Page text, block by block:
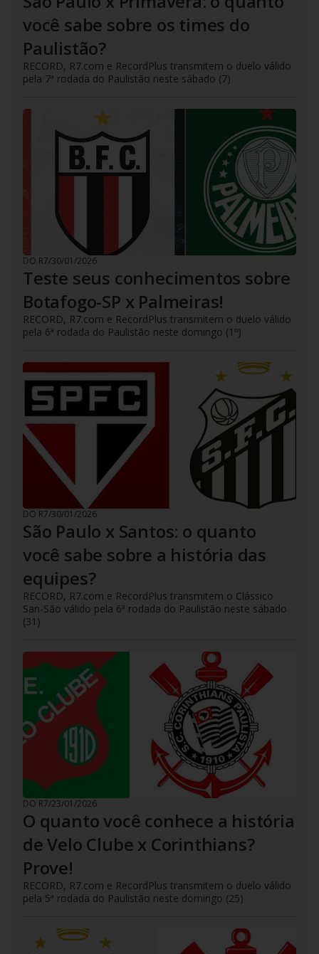
você sabe sobre os times do
Paulistão?
RECORD, R7.com e RecordPlus transmitem o duelo válido
pela 7ª rodada do Paulistão neste sábado (7)
DO R7/30/01/2026
Teste seus conhecimentos sobre
Botafogo-SP x Palmeiras!
RECORD, R7.com e RecordPlus transmitem o duelo válido
pela 6ª rodada do Paulistão neste domingo (1º)
DO R7/30/01/2026
São Paulo x Santos: o quanto
você sabe sobre a história das
equipes?
RECORD, R7.com e RecordPlus transmitem o Clássico
San-São válido pela 6ª rodada do Paulistão neste sábado
(31)
DO R7/23/01/2026
O quanto você conhece a história
de Velo Clube x Corinthians?
Prove!
RECORD, R7.com e RecordPlus transmitem o duelo válido
pela 5ª rodada do Paulistão neste domingo (25)